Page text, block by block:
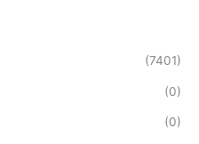
(7401)
(0)
(0)